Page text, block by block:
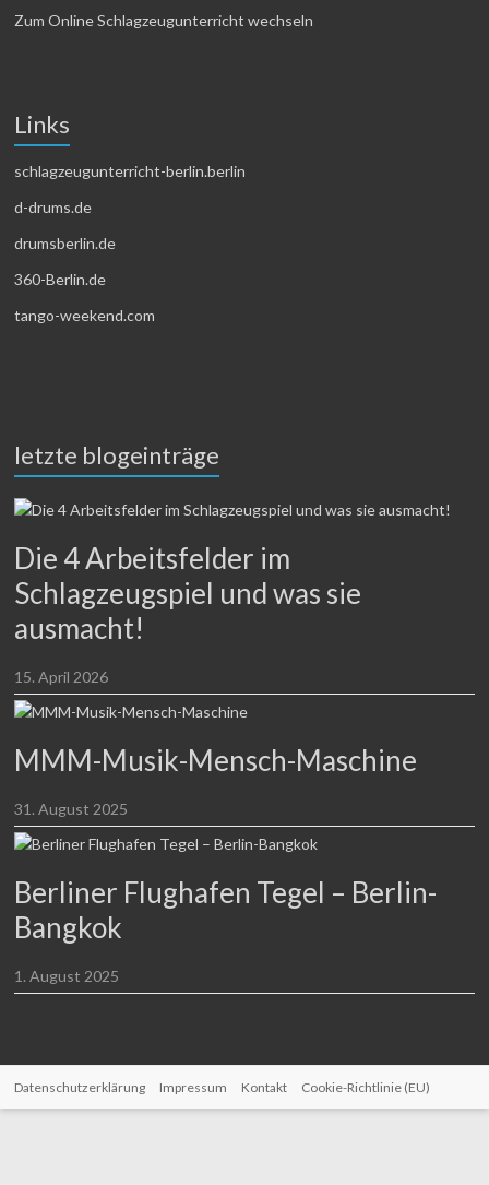
Zum Online Schlagzeugunterricht wechseln
Links
schlagzeugunterricht-berlin.berlin
d-drums.de
drumsberlin.de
360-Berlin.de
tango-weekend.com
letzte blogeinträge
Die 4 Arbeitsfelder im
Schlagzeugspiel und was sie
ausmacht!
15. April 2026
MMM-Musik-Mensch-Maschine
31. August 2025
Berliner Flughafen Tegel – Berlin-
Bangkok
1. August 2025
Datenschutzerklärung Impressum Kontakt Cookie-Richtlinie (EU)